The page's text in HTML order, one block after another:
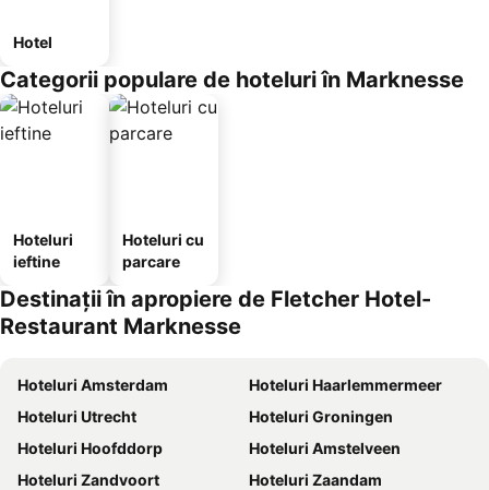
Hotel
Categorii populare de hoteluri în Marknesse
Hoteluri
ieftine
Hoteluri cu
parcare
Destinații în apropiere de Fletcher Hotel-
Restaurant Marknesse
Hoteluri Amsterdam
Hoteluri Haarlemmermeer
Hoteluri Utrecht
Hoteluri Groningen
Hoteluri Hoofddorp
Hoteluri Amstelveen
Hoteluri Zandvoort
Hoteluri Zaandam